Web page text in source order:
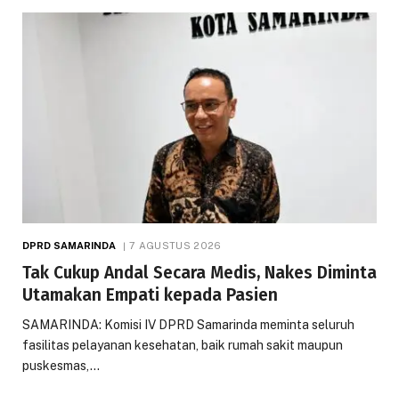
DPRD SAMARINDA 7 AGUSTUS 2026
Tak Cukup Andal Secara Medis, Nakes Diminta
Utamakan Empati kepada Pasien
SAMARINDA: Komisi IV DPRD Samarinda meminta seluruh
fasilitas pelayanan kesehatan, baik rumah sakit maupun
puskesmas,…